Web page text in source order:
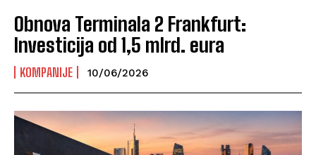
Obnova Terminala 2 Frankfurt:
Investicija od 1,5 mlrd. eura
KOMPANIJE 10/06/2026